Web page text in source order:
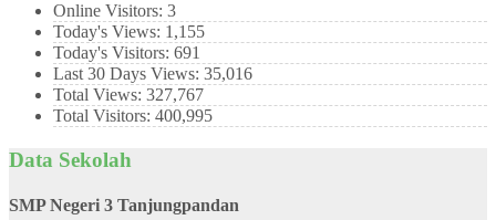
Online Visitors: 3
Today's Views: 1,155
Today's Visitors: 691
Last 30 Days Views: 35,016
Total Views: 327,767
Total Visitors: 400,995
Data Sekolah
SMP Negeri 3 Tanjungpandan